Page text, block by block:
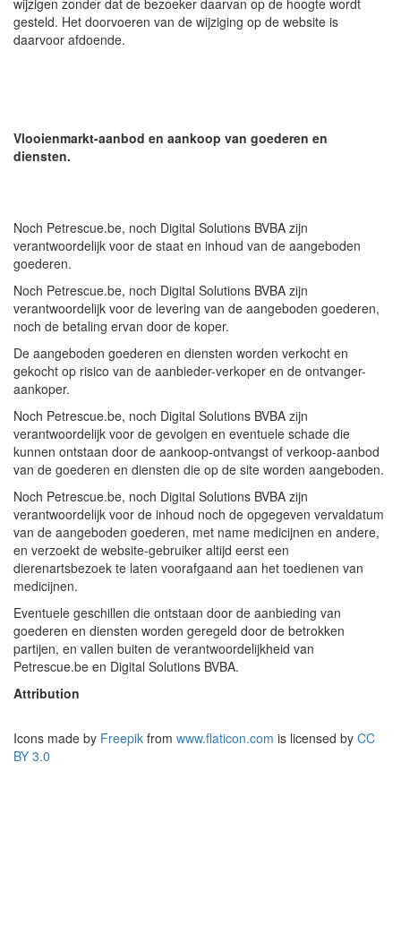
wijzigen zonder dat de bezoeker daarvan op de hoogte wordt
gesteld. Het doorvoeren van de wijziging op de website is
daarvoor afdoende.
Vlooienmarkt-aanbod en aankoop van goederen en
diensten.
Noch Petrescue.be, noch Digital Solutions BVBA zijn
verantwoordelijk voor de staat en inhoud van de aangeboden
goederen.
Noch Petrescue.be, noch Digital Solutions BVBA zijn
verantwoordelijk voor de levering van de aangeboden goederen,
noch de betaling ervan door de koper.
De aangeboden goederen en diensten worden verkocht en
gekocht op risico van de aanbieder-verkoper en de ontvanger-
aankoper.
Noch Petrescue.be, noch Digital Solutions BVBA zijn
verantwoordelijk voor de gevolgen en eventuele schade die
kunnen ontstaan door de aankoop-ontvangst of verkoop-aanbod
van de goederen en diensten die op de site worden aangeboden.
Noch Petrescue.be, noch Digital Solutions BVBA zijn
verantwoordelijk voor de inhoud noch de opgegeven vervaldatum
van de aangeboden goederen, met name medicijnen en andere,
en verzoekt de website-gebruiker altijd eerst een
dierenartsbezoek te laten voorafgaand aan het toedienen van
medicijnen.
Eventuele geschillen die ontstaan door de aanbieding van
goederen en diensten worden geregeld door de betrokken
partijen, en vallen buiten de verantwoordelijkheid van
Petrescue.be en Digital Solutions BVBA.
Attribution
Icons made by Freepik from www.flaticon.com is licensed by CC
BY 3.0